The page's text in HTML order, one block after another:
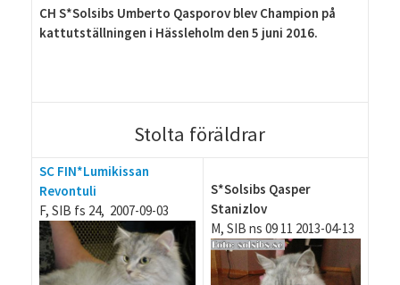
CH S*Solsibs Umberto Qasporov blev Champion på
kattutställningen i Hässleholm den 5 juni 2016.
Stolta föräldrar
SC FIN*Lumikissan
Revontuli
F, SIB fs 24, 2007-09-03
S*Solsibs Qasper
Stanizlov
M, SIB ns 09 11 2013-04-13